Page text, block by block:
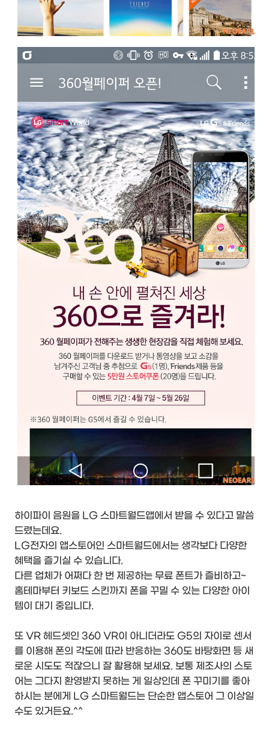
하이파이 음원을 LG 스마트월드앱에서 받을 수 있다고 말씀
드렸는데요.
LG전자의 앱스토어인 스마트월드에서는 생각보다 다양한
혜택을 즐기실 수 있습니다.
다른 업체가 어쩌다 한 번 제공하는 무료 폰트가 즐비하고~
홈테마부터 키보드 스킨까지 폰을 꾸밀 수 있는 다양한 아이
템이 대기 중입니다.
또 VR 헤드셋인 360 VR이 아니더라도 G5의 자이로 센서
를 이용해 폰의 각도에 따라 반응하는 360도 바탕화면 등 새
로운 시도도 적잖으니 잘 활용해 보세요. 보통 제조사의 스토
어는 그다지 환영받지 못하는 게 일상인데 폰 꾸미기를 좋아
하시는 분에게 LG 스마트월드는 단순한 앱스토어 그 이상일
수도 있거든요.^^